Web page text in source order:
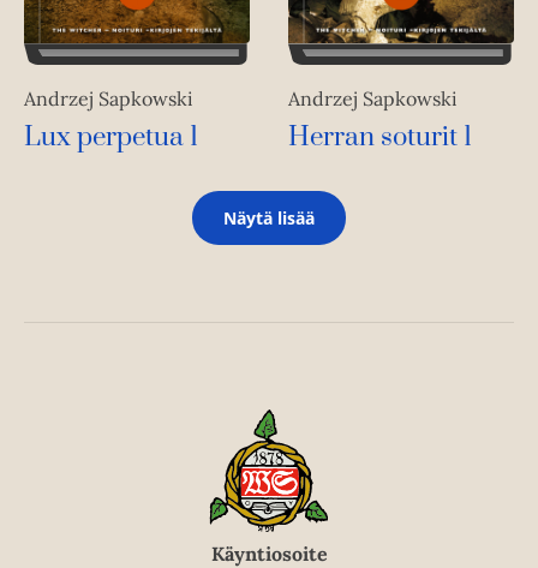
Andrzej Sapkowski
Lux perpetua 1
Andrzej Sapkowski
Herran soturit 1
Näytä lisää
Käyntiosoite